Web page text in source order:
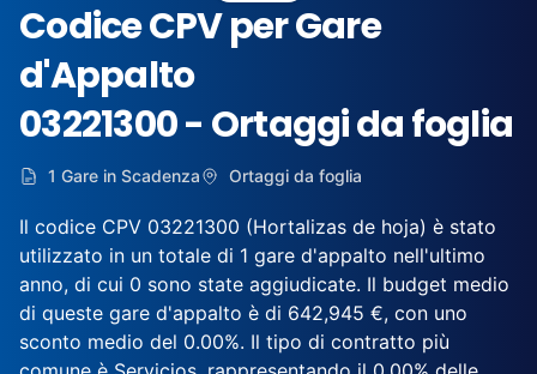
Codice CPV per Gare
d'Appalto
03221300 - Ortaggi da foglia
1 Gare in Scadenza Ortaggi da foglia
Il codice CPV 03221300 (Hortalizas de hoja) è stato
utilizzato in un totale di 1 gare d'appalto nell'ultimo
anno, di cui 0 sono state aggiudicate. Il budget medio
di queste gare d'appalto è di 642,945 €, con uno
sconto medio del 0.00%. Il tipo di contratto più